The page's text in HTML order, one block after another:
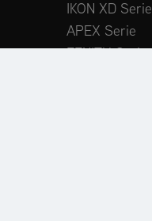
IKON XD Serie
APEX Serie
ZENITH Serie